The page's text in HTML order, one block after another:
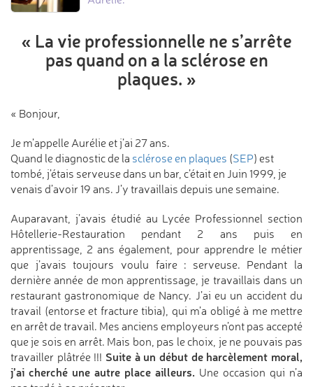
« La vie professionnelle ne s’arrête
pas quand on a la sclérose en
plaques. »
« Bonjour,
Je m’appelle Aurélie et j’ai 27 ans.
Quand le diagnostic de la sclérose en plaques (SEP) est
tombé, j’étais serveuse dans un bar, c’était en Juin 1999, je
venais d’avoir 19 ans. J’y travaillais depuis une semaine.
Auparavant, j’avais étudié au Lycée Professionnel section
Hôtellerie-Restauration pendant 2 ans puis en
apprentissage, 2 ans également, pour apprendre le métier
que j’avais toujours voulu faire : serveuse. Pendant la
dernière année de mon apprentissage, je travaillais dans un
restaurant gastronomique de Nancy. J’ai eu un accident du
travail (entorse et fracture tibia), qui m’a obligé à me mettre
en arrêt de travail. Mes anciens employeurs n’ont pas accepté
que je sois en arrêt. Mais bon, pas le choix, je ne pouvais pas
travailler plâtrée !!! Suite à un début de harcèlement moral,
j’ai cherché une autre place ailleurs. Une occasion qui n’a